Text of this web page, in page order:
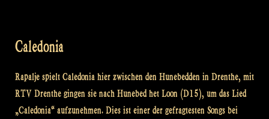
Caledonia
Rapalje spielt Caledonia hier zwischen den Hunebedden in Drenthe, mit
RTV Drenthe gingen sie nach Hunebed het Loon (D15), um das Lied
„Caledonia“ aufzunehmen. Dies ist einer der gefragtesten Songs bei